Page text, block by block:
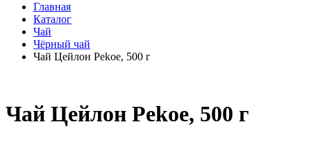
Главная
Каталог
Чай
Чёрный чай
Чай Цейлон Pekoe, 500 г
Чай Цейлон Pekoe, 500 г